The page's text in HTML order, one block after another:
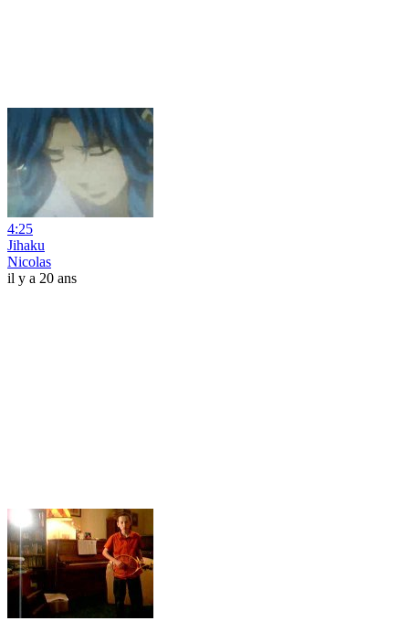
4:25
Jihaku
Nicolas
il y a 20 ans